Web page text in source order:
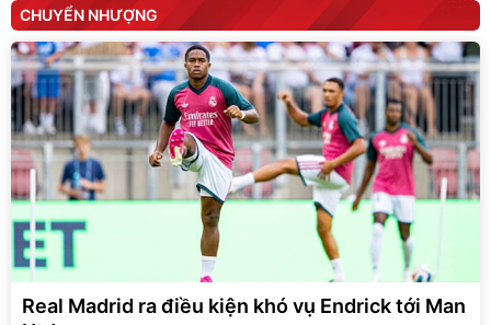
CHUYỂN NHƯỢNG
Real Madrid ra điều kiện khó vụ Endrick tới Man